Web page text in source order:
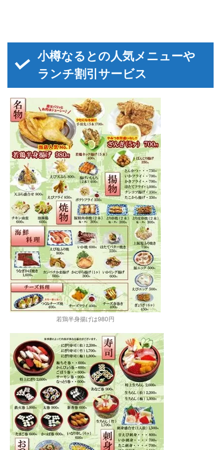
小樽なるとの人気メニューや
ランチ割引サービス
若鶏半身揚げは980円